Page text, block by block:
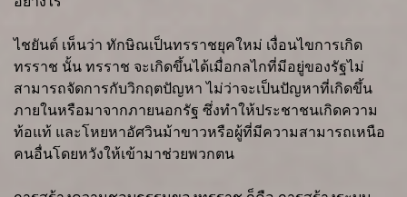
ไชยันต์ เห็นว่า ทักษิณเป็นทรราชยุคใหม่ เงื่อนไขการเกิด
ทรราช นั้น ทรราช จะเกิดขึ้นได้เมื่อกลไกที่มีอยู่ของรัฐไม่
สามารถจัดการกับวิกฤตปัญหา ไม่ว่าจะเป็นปัญหาที่เกิดขึ้น
ภายในหรือมาจากภายนอกรัฐ ซึ่งทำให้ประชาชนเกิดความ
ท้อแท้ และโหยหาอัศวินม้าขาวหรือผู้ที่มีความสามารถเหนือ
คนอื่นโดยหวังให้เข้ามาช่วยพวกตน